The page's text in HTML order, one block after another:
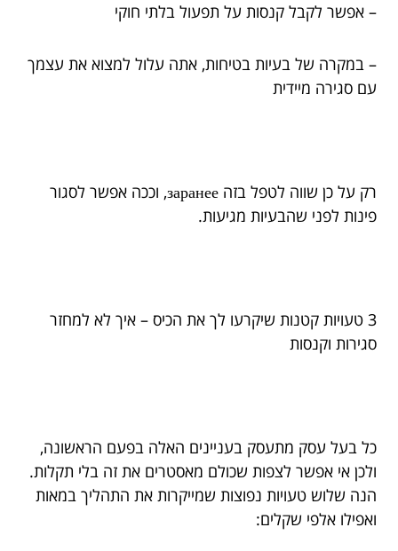
– אפשר לקבל קנסות על תפעול בלתי חוקי
– במקרה של בעיות בטיחות, אתה עלול למצוא את עצמך
עם סגירה מיידית
רק על כן שווה לטפל בזה заранее, וככה אפשר לסגור
פינות לפני שהבעיות מגיעות.
3 טעויות קטנות שיקרעו לך את הכיס – איך לא למחזר
סגירות וקנסות
כל בעל עסק מתעסק בעניינים האלה בפעם הראשונה,
ולכן אי אפשר לצפות שכולם מאסטרים את זה בלי תקלות.
הנה שלוש טעויות נפוצות שמייקרות את התהליך במאות
ואפילו אלפי שקלים: